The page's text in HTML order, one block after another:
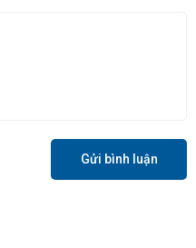
Gửi bình luận